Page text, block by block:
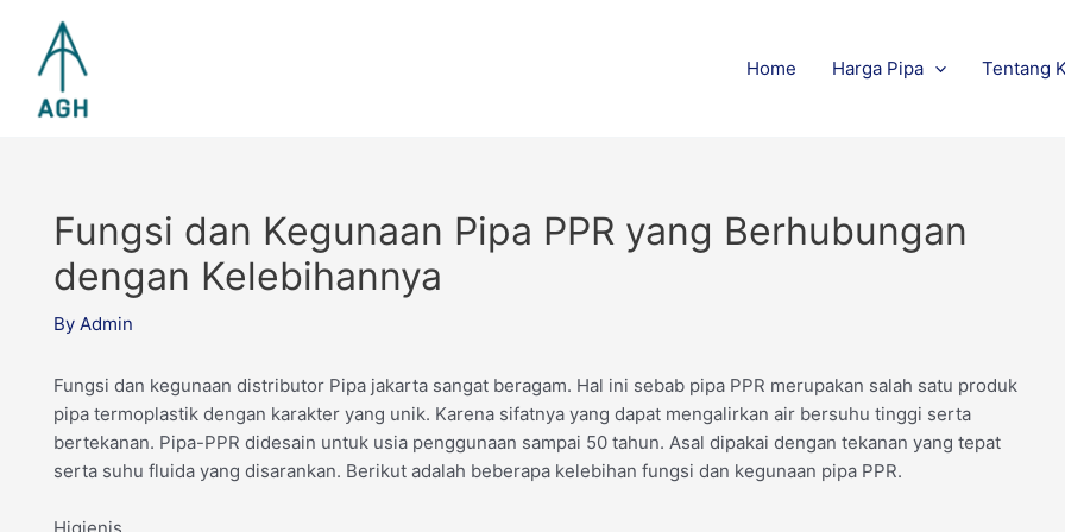
content
Home Harga Pipa Tentang
Fungsi dan Kegunaan Pipa PPR yang Berhubungan
dengan Kelebihannya
By Admin
Fungsi dan kegunaan distributor Pipa jakarta sangat beragam. Hal ini sebab pipa PPR merupakan salah satu produk
pipa termoplastik dengan karakter yang unik. Karena sifatnya yang dapat mengalirkan air bersuhu tinggi serta
bertekanan. Pipa-PPR didesain untuk usia penggunaan sampai 50 tahun. Asal dipakai dengan tekanan yang tepat
serta suhu fluida yang disarankan. Berikut adalah beberapa kelebihan fungsi dan kegunaan pipa PPR.